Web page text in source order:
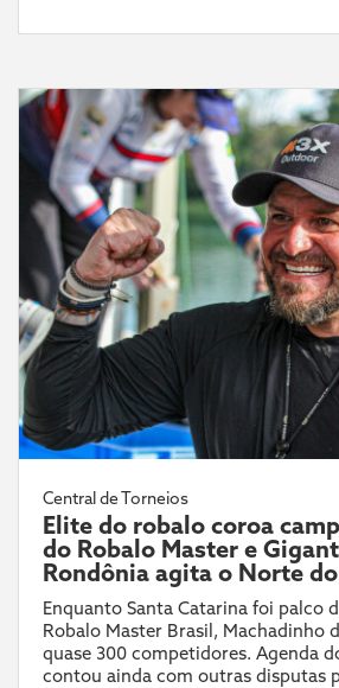
Central de Torneios
Elite do robalo coroa
do Robalo Master e
Rondônia agita o Norte
Enquanto Santa Catarina foi palco
Robalo Master Brasil, Machadinho
quase 300 competidores. Agenda
contou ainda com outras disputas